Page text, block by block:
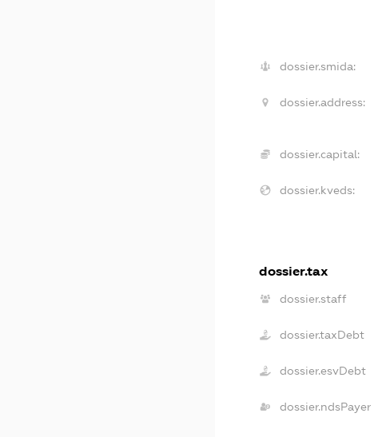
dossier.smida:
dossier.address:
dossier.capital:
dossier.kveds:
dossier.tax
dossier.staff
dossier.taxDebt
dossier.esvDebt
dossier.ndsPayer